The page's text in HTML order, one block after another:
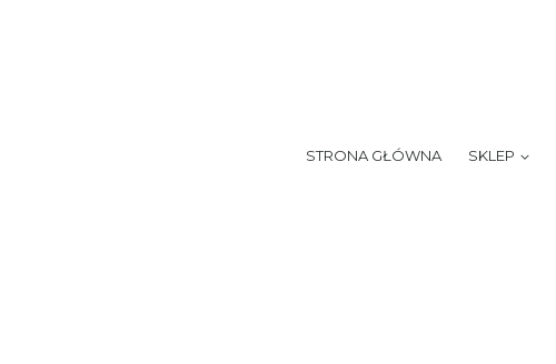
STRONA GŁÓWNA SKLEP